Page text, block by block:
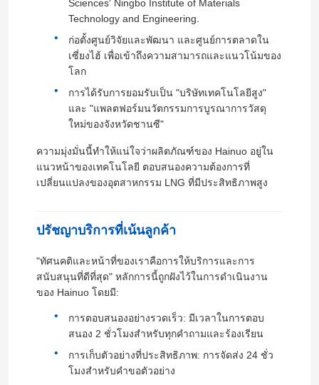
บ้าน
ผลิตภัณฑ์
แสดง VR
เกี่ยวกับเรา
Sciences' Ningbo Institute of Materials
Technology and Engineering.
ก่อตั้งศูนย์วิจัยและพัฒนา และศูนย์การตลาดใน
เซี่ยงไฮ้ เพื่อเข้าถึงความสามารถและแนวโน้มของ
โลก
การได้รับการยอมรับเป็น "บริษัทเทคโนโลยีสูง"
และ "แพลตฟอร์มนวัตกรรมการบูรณาการวัสดุ
ใหม่ของจังหวัดชานซี"
ความมุ่งมั่นนี้ทําให้แน่ใจว่าผลิตภัณฑ์ของ Hainuo อยู่ใน
แนวหน้าของเทคโนโลยี ตอบสนองความต้องการที่
เปลี่ยนแปลงของอุตสาหกรรม LNG ที่มีประสิทธิภาพสูง
ปรัชญาบริการที่เน้นลูกค้า
"ทัศนคติและหน้าที่ของเราคือการให้บริการและการ
สนับสนุนที่ดีที่สุด" หลักการนี้ถูกฝังไว้ในการดําเนินงาน
ของ Hainuo โดยมี:
การตอบสนองอย่างรวดเร็ว: มีเวลาในการตอบ
สนอง 2 ชั่วโมงสําหรับทุกคําถามและร้องเรียน
การเก็บตัวอย่างที่ประสิทธิภาพ: การจัดส่ง 24 ชั่ว
โมงสําหรับคําขอตัวอย่าง